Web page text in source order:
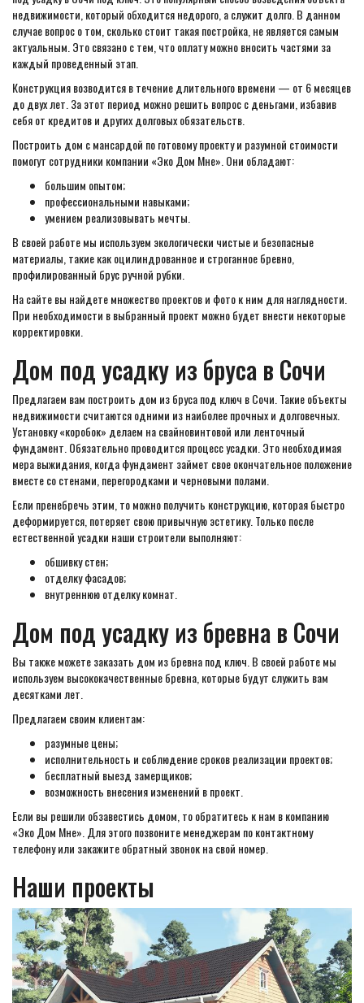
недвижимости, который обходится недорого, а служит долго. В данном
случае вопрос о том, сколько стоит такая постройка, не является самым
актуальным. Это связано с тем, что оплату можно вносить частями за
каждый проведенный этап.
Конструкция возводится в течение длительного времени — от 6 месяцев
до двух лет. За этот период можно решить вопрос с деньгами, избавив
себя от кредитов и других долговых обязательств.
Построить дом с мансардой по готовому проекту и разумной стоимости
помогут сотрудники компании «Эко Дом Мне». Они обладают:
большим опытом;
профессиональными навыками;
умением реализовывать мечты.
В своей работе мы используем экологически чистые и безопасные
материалы, такие как оцилиндрованное и строганное бревно,
профилированный брус ручной рубки.
На сайте вы найдете множество проектов и фото к ним для наглядности.
При необходимости в выбранный проект можно будет внести некоторые
корректировки.
Дом под усадку из бруса в Сочи
Предлагаем вам построить дом из бруса под ключ в Сочи. Такие объекты
недвижимости считаются одними из наиболее прочных и долговечных.
Установку «коробок» делаем на свайновинтовой или ленточный
фундамент. Обязательно проводится процесс усадки. Это необходимая
мера выжидания, когда фундамент займет свое окончательное положение
вместе со стенами, перегородками и черновыми полами.
Если пренебречь этим, то можно получить конструкцию, которая быстро
деформируется, потеряет свою привычную эстетику. Только после
естественной усадки наши строители выполняют:
обшивку стен;
отделку фасадов;
внутреннюю отделку комнат.
Дом под усадку из бревна в Сочи
Вы также можете заказать дом из бревна под ключ. В своей работе мы
используем высококачественные бревна, которые будут служить вам
десятками лет.
Предлагаем своим клиентам:
разумные цены;
исполнительность и соблюдение сроков реализации проектов;
бесплатный выезд замерщиков;
возможность внесения изменений в проект.
Если вы решили обзавестись домом, то обратитесь к нам в компанию
«Эко Дом Мне». Для этого позвоните менеджерам по контактному
телефону или закажите обратный звонок на свой номер.
Наши проекты